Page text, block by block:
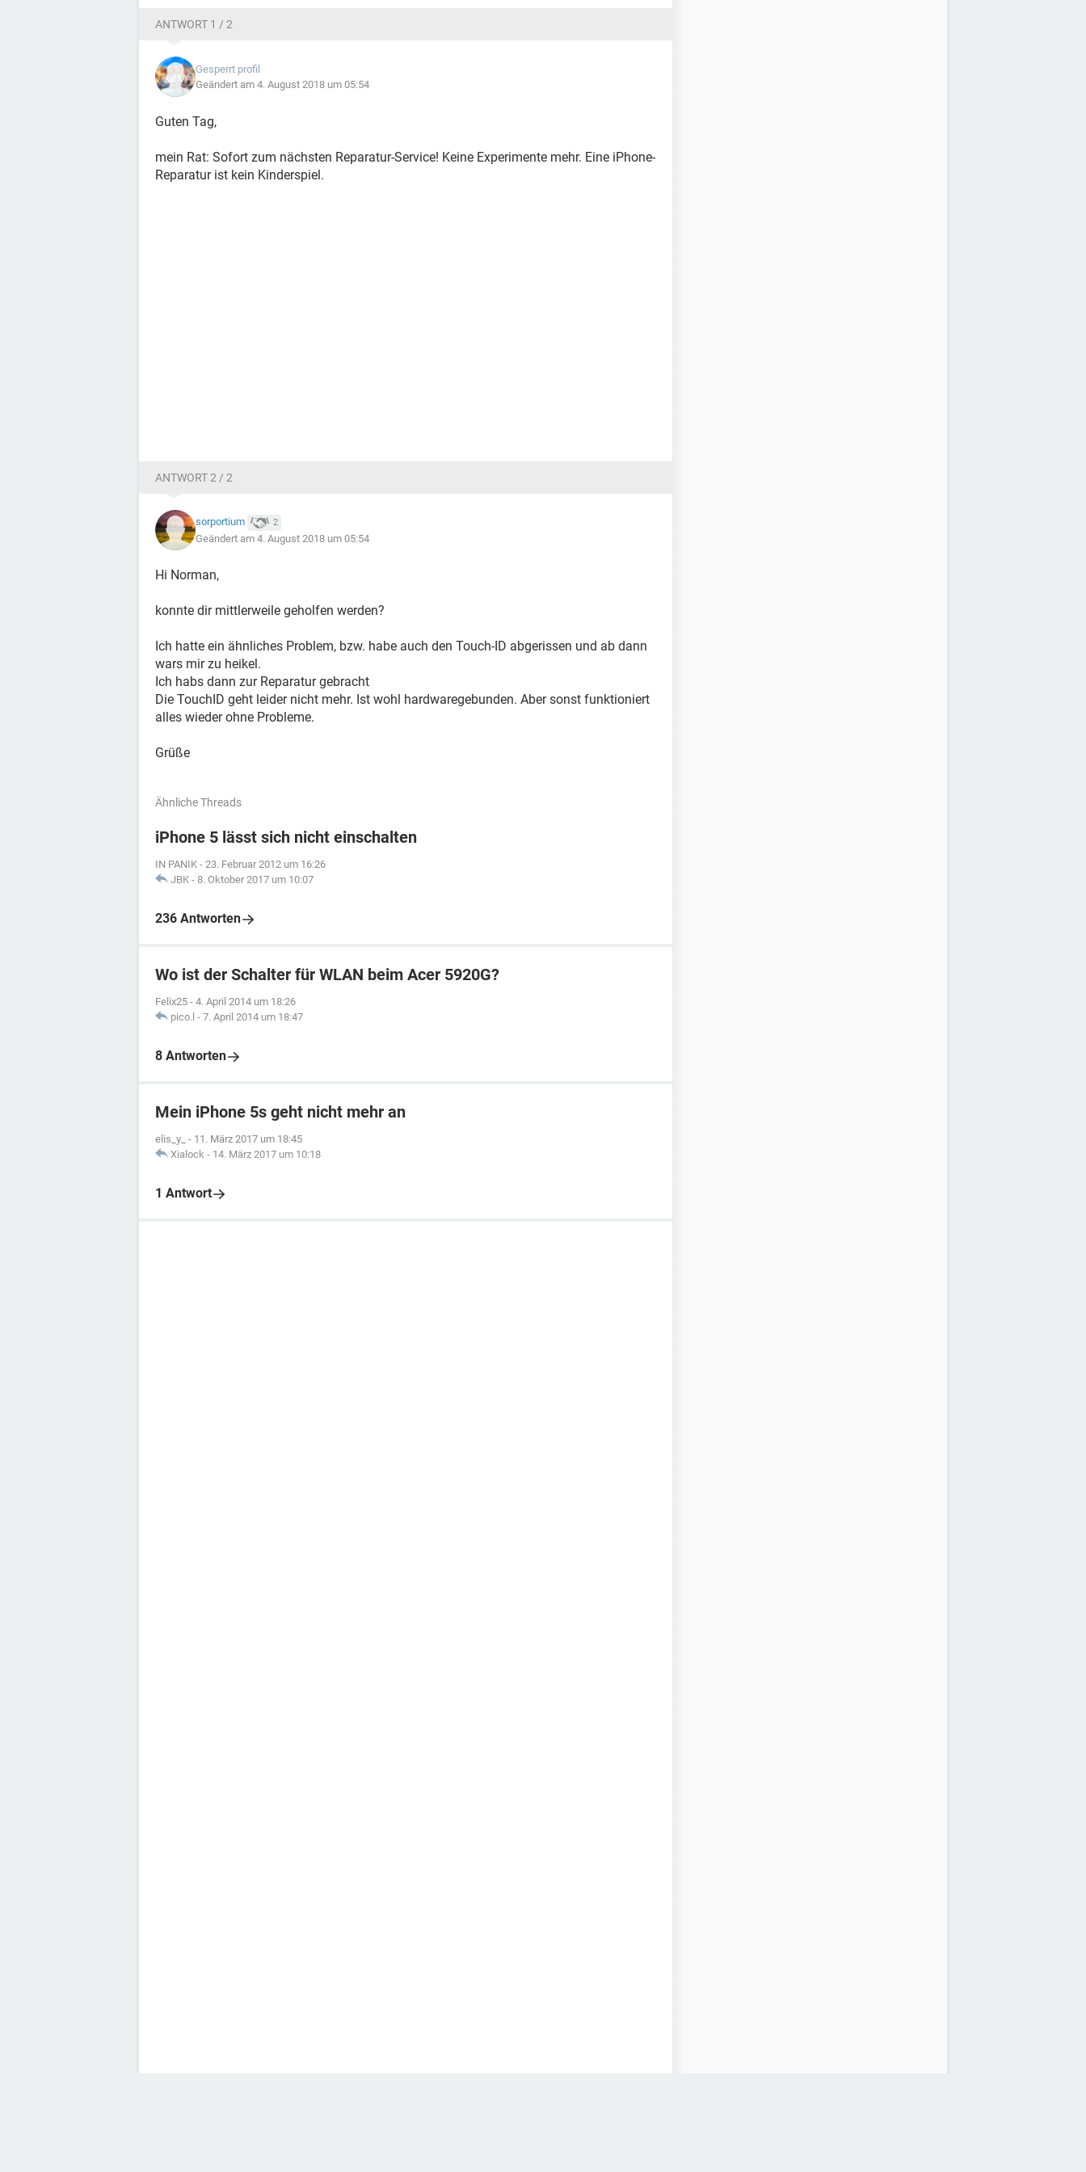
ANTWORT 1 / 2
Gesperrt profil
Geändert am 4. August 2018 um 05:54
Guten Tag,
mein Rat: Sofort zum nächsten Reparatur-Service! Keine Experimente mehr. Eine iPhone-
Reparatur ist kein Kinderspiel.
ANTWORT 2 / 2
sorportium 2
Geändert am 4. August 2018 um 05:54
Hi Norman,
konnte dir mittlerweile geholfen werden?
Ich hatte ein ähnliches Problem, bzw. habe auch den Touch-ID abgerissen und ab dann
wars mir zu heikel.
Ich habs dann zur Reparatur gebracht
Die TouchID geht leider nicht mehr. Ist wohl hardwaregebunden. Aber sonst funktioniert
alles wieder ohne Probleme.
Grüße
Ähnliche Threads
iPhone 5 lässt sich nicht einschalten
IN PANIK - 23. Februar 2012 um 16:26
JBK - 8. Oktober 2017 um 10:07
236 Antworten
Wo ist der Schalter für WLAN beim Acer 5920G?
Felix25 - 4. April 2014 um 18:26
pico.l - 7. April 2014 um 18:47
8 Antworten
Mein iPhone 5s geht nicht mehr an
elis_y_ - 11. März 2017 um 18:45
Xialock - 14. März 2017 um 10:18
1 Antwort